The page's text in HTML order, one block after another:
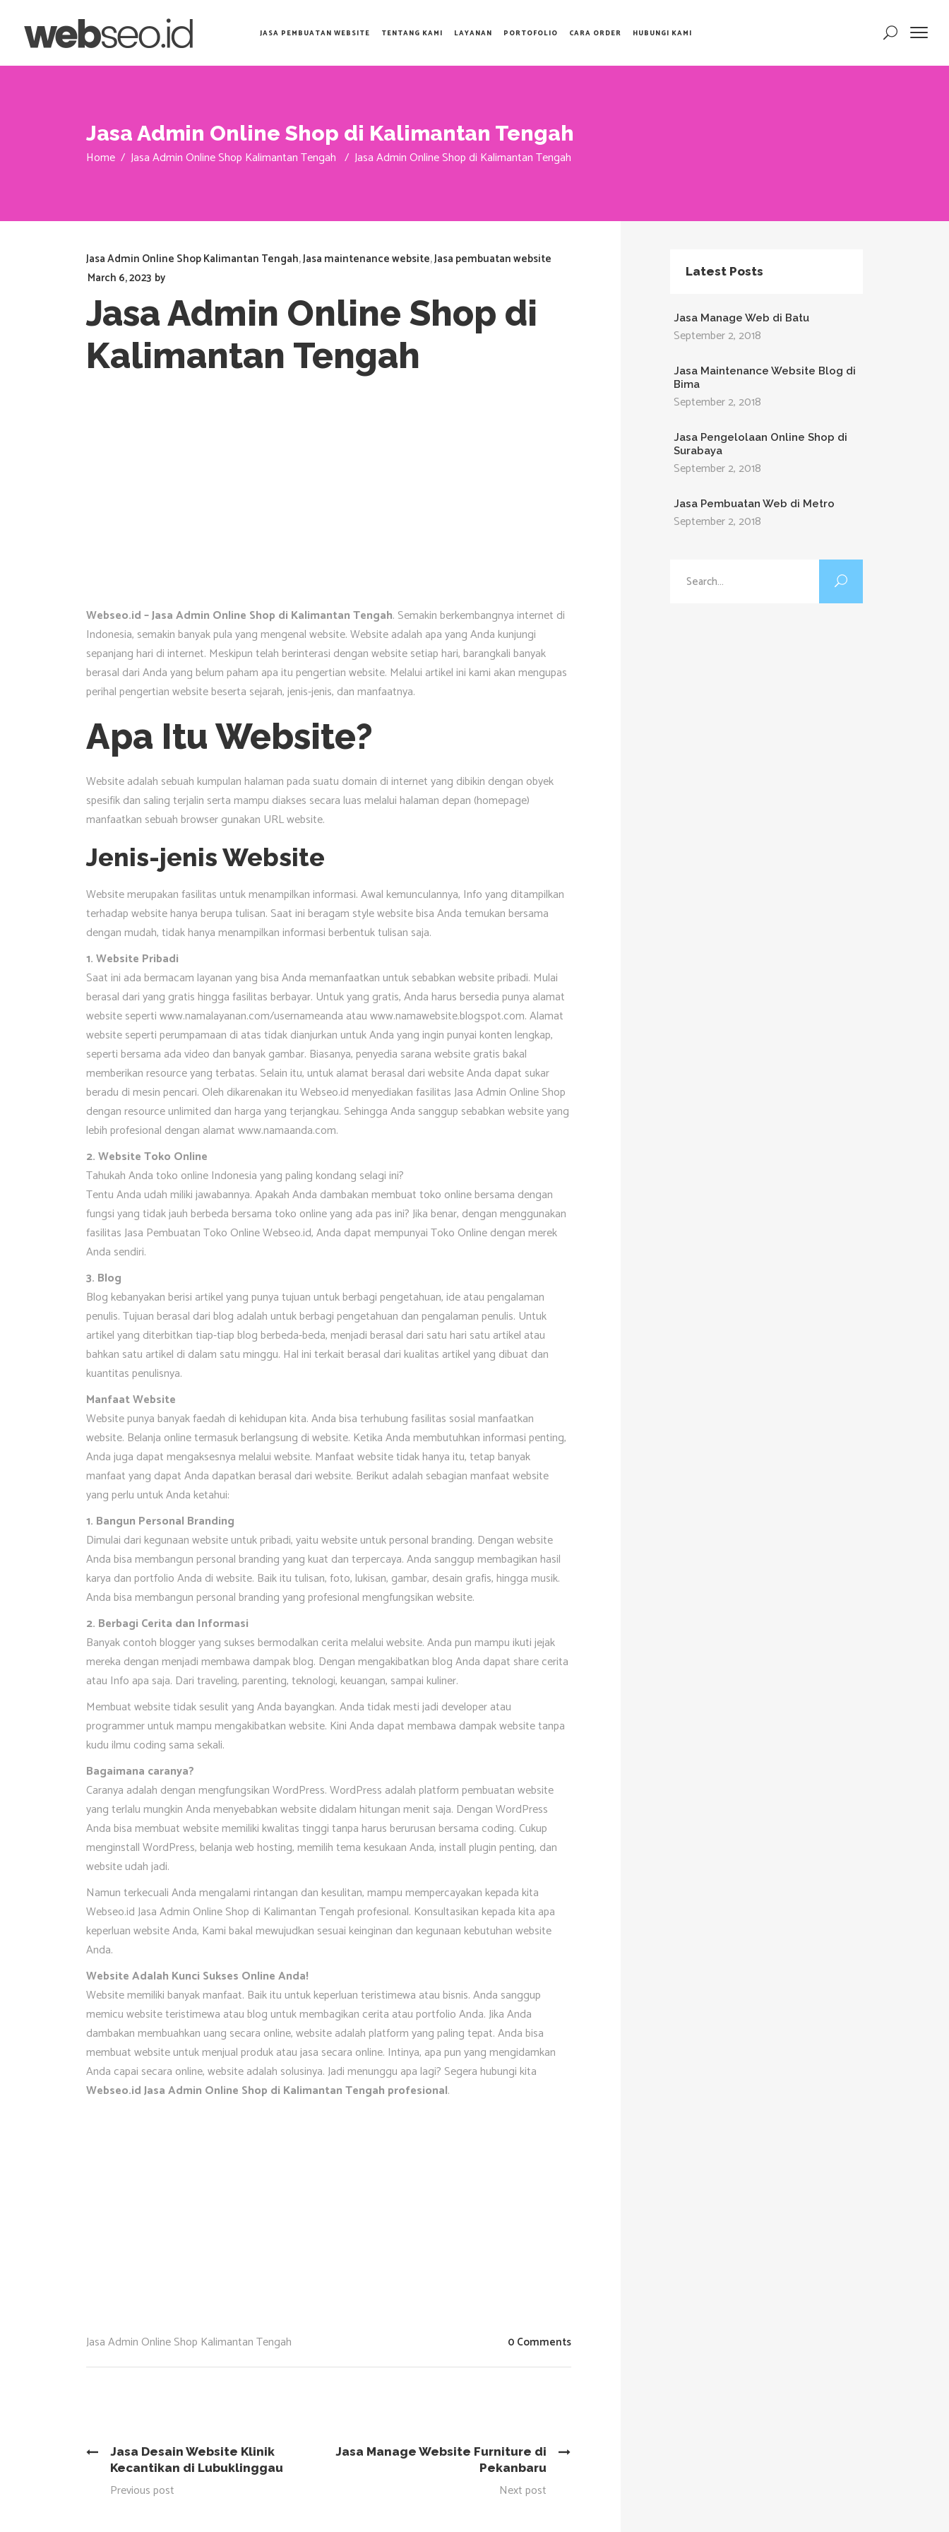
JASA PEMBUATAN WEBSITE TENTANG KAMI LAYANAN PORTOFOLIO CARA ORDER HUBUNGI KAMI
Jasa Admin Online Shop di Kalimantan Tengah
Home / Jasa Admin Online Shop Kalimantan Tengah / Jasa Admin Online Shop di Kalimantan Tengah
Jasa Admin Online Shop Kalimantan Tengah,Jasa maintenance website,Jasa pembuatan website
March 6, 2023 by
Jasa Admin Online Shop di
Kalimantan Tengah
Webseo.id – Jasa Admin Online Shop di Kalimantan Tengah. Semakin berkembangnya internet di
Indonesia, semakin banyak pula yang mengenal website. Website adalah apa yang Anda kunjungi
sepanjang hari di internet. Meskipun telah berinterasi dengan website setiap hari, barangkali banyak
berasal dari Anda yang belum paham apa itu pengertian website. Melalui artikel ini kami akan mengupas
perihal pengertian website beserta sejarah, jenis-jenis, dan manfaatnya.
Apa Itu Website?
Website adalah sebuah kumpulan halaman pada suatu domain di internet yang dibikin dengan obyek
spesifik dan saling terjalin serta mampu diakses secara luas melalui halaman depan (homepage)
manfaatkan sebuah browser gunakan URL website.
Jenis-jenis Website
Website merupakan fasilitas untuk menampilkan informasi. Awal kemunculannya, Info yang ditampilkan
terhadap website hanya berupa tulisan. Saat ini beragam style website bisa Anda temukan bersama
dengan mudah, tidak hanya menampilkan informasi berbentuk tulisan saja.
1. Website Pribadi
Saat ini ada bermacam layanan yang bisa Anda memanfaatkan untuk sebabkan website pribadi. Mulai
berasal dari yang gratis hingga fasilitas berbayar. Untuk yang gratis, Anda harus bersedia punya alamat
website seperti www.namalayanan.com/usernameanda atau www.namawebsite.blogspot.com. Alamat
website seperti perumpamaan di atas tidak dianjurkan untuk Anda yang ingin punyai konten lengkap,
seperti bersama ada video dan banyak gambar. Biasanya, penyedia sarana website gratis bakal
memberikan resource yang terbatas. Selain itu, untuk alamat berasal dari website Anda dapat sukar
beradu di mesin pencari. Oleh dikarenakan itu Webseo.id menyediakan fasilitas Jasa Admin Online Shop
dengan resource unlimited dan harga yang terjangkau. Sehingga Anda sanggup sebabkan website yang
lebih profesional dengan alamat www.namaanda.com.
2. Website Toko Online
Tahukah Anda toko online Indonesia yang paling kondang selagi ini?
Tentu Anda udah miliki jawabannya. Apakah Anda dambakan membuat toko online bersama dengan
fungsi yang tidak jauh berbeda bersama toko online yang ada pas ini? Jika benar, dengan menggunakan
fasilitas Jasa Pembuatan Toko Online Webseo.id, Anda dapat mempunyai Toko Online dengan merek
Anda sendiri.
3. Blog
Blog kebanyakan berisi artikel yang punya tujuan untuk berbagi pengetahuan, ide atau pengalaman
penulis. Tujuan berasal dari blog adalah untuk berbagi pengetahuan dan pengalaman penulis. Untuk
artikel yang diterbitkan tiap-tiap blog berbeda-beda, menjadi berasal dari satu hari satu artikel atau
bahkan satu artikel di dalam satu minggu. Hal ini terkait berasal dari kualitas artikel yang dibuat dan
kuantitas penulisnya.
Manfaat Website
Website punya banyak faedah di kehidupan kita. Anda bisa terhubung fasilitas sosial manfaatkan
website. Belanja online termasuk berlangsung di website. Ketika Anda membutuhkan informasi penting,
Anda juga dapat mengaksesnya melalui website. Manfaat website tidak hanya itu, tetap banyak
manfaat yang dapat Anda dapatkan berasal dari website. Berikut adalah sebagian manfaat website
yang perlu untuk Anda ketahui:
1. Bangun Personal Branding
Dimulai dari kegunaan website untuk pribadi, yaitu website untuk personal branding. Dengan website
Anda bisa membangun personal branding yang kuat dan terpercaya. Anda sanggup membagikan hasil
karya dan portfolio Anda di website. Baik itu tulisan, foto, lukisan, gambar, desain grafis, hingga musik.
Anda bisa membangun personal branding yang profesional mengfungsikan website.
2. Berbagi Cerita dan Informasi
Banyak contoh blogger yang sukses bermodalkan cerita melalui website. Anda pun mampu ikuti jejak
mereka dengan menjadi membawa dampak blog. Dengan mengakibatkan blog Anda dapat share cerita
atau Info apa saja. Dari traveling, parenting, teknologi, keuangan, sampai kuliner.
Membuat website tidak sesulit yang Anda bayangkan. Anda tidak mesti jadi developer atau
programmer untuk mampu mengakibatkan website. Kini Anda dapat membawa dampak website tanpa
kudu ilmu coding sama sekali.
Bagaimana caranya?
Caranya adalah dengan mengfungsikan WordPress. WordPress adalah platform pembuatan website
yang terlalu mungkin Anda menyebabkan website didalam hitungan menit saja. Dengan WordPress
Anda bisa membuat website memiliki kwalitas tinggi tanpa harus berurusan bersama coding. Cukup
menginstall WordPress, belanja web hosting, memilih tema kesukaan Anda, install plugin penting, dan
website udah jadi.
Namun terkecuali Anda mengalami rintangan dan kesulitan, mampu mempercayakan kepada kita
Webseo.id Jasa Admin Online Shop di Kalimantan Tengah profesional. Konsultasikan kepada kita apa
keperluan website Anda, Kami bakal mewujudkan sesuai keinginan dan kegunaan kebutuhan website
Anda.
Website Adalah Kunci Sukses Online Anda!
Website memiliki banyak manfaat. Baik itu untuk keperluan teristimewa atau bisnis. Anda sanggup
memicu website teristimewa atau blog untuk membagikan cerita atau portfolio Anda. Jika Anda
dambakan membuahkan uang secara online, website adalah platform yang paling tepat. Anda bisa
membuat website untuk menjual produk atau jasa secara online. Intinya, apa pun yang mengidamkan
Anda capai secara online, website adalah solusinya. Jadi menunggu apa lagi? Segera hubungi kita
Webseo.id Jasa Admin Online Shop di Kalimantan Tengah profesional.
Jasa Admin Online Shop Kalimantan Tengah 0 Comments
Jasa Desain Website Klinik
Kecantikan di Lubuklinggau
Previous post
Jasa Manage Website Furniture di
Pekanbaru
Next post
Latest Posts
Jasa Manage Web di Batu
September 2, 2018
Jasa Maintenance Website Blog di
Bima
September 2, 2018
Jasa Pengelolaan Online Shop di
Surabaya
September 2, 2018
Jasa Pembuatan Web di Metro
September 2, 2018